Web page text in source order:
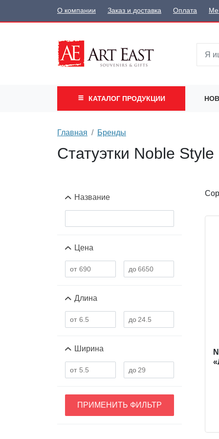
О компании Заказ и доставка Оплата
КАТАЛОГ ПРОДУКЦИИ
Главная Бренды
Статуэтки Noble
Название
Цена
Длина
Ширина
ПРИМЕНИТЬ ФИЛЬТР